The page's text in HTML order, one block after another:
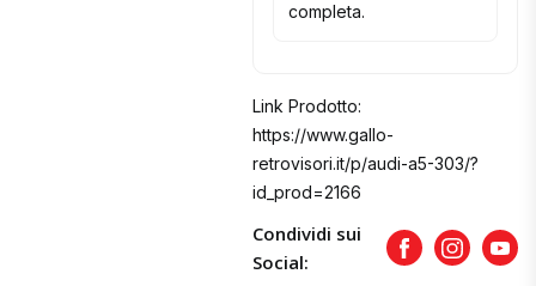
completa.
Link Prodotto:
https://www.gallo-
retrovisori.it/p/audi-a5-303/?
id_prod=2166
Condividi sui
Social:
FacebookInstagram